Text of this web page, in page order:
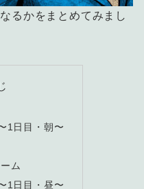
るかをまとめてみまし
1日目・朝〜
ム
1日目・昼〜